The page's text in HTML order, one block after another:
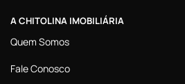
A CHITOLINA IMOBILIÁRIA
Quem Somos
Fale Conosco